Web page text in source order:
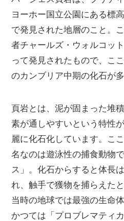
ヨーホー国立公園にある標
で発見された地層のこと。
者チャールズ・ウォルコッ
って発見されたもので、こ
のカンブリア中期の化石が
頁岩とは、泥が固まった堆
素が通しやすいという特性
麗に化石化しています。こ
名なのは遊泳性の捕食動物
ス」。化石からすると体長
れ、触手で獲物を捕らえた
当時の地球では最強の生命
かつては「プロブレマティ